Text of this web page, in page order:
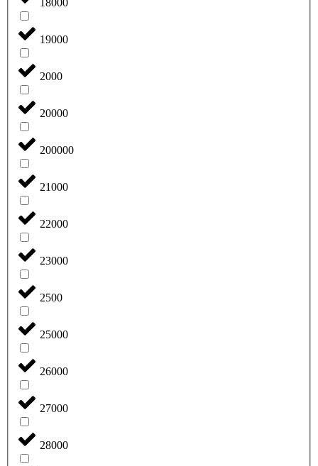
19000
2000
20000
200000
21000
22000
23000
2500
25000
26000
27000
28000